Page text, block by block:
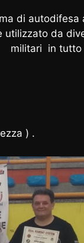
di autodifesa
utilizzato da
militari in tutto
) .